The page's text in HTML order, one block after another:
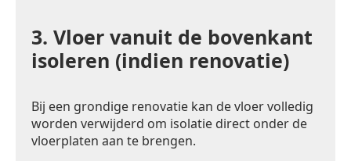
3. Vloer vanuit de bovenkant
isoleren (indien renovatie)
Bij een grondige renovatie kan de vloer volledig
worden verwijderd om isolatie direct onder de
vloerplaten aan te brengen.